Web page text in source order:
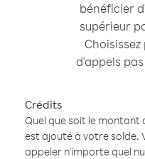
bénéficier
supérieur
d'appels
Crédits
Quel que soit le
est ajouté à votre solde.
appeler n'importe quel